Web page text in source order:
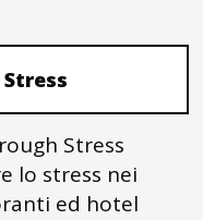
Stress
lo stress nei
ed hotel